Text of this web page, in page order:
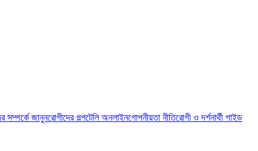
সম্পর্কে জানুনরোগীদের গল্পটেলি অনলাইনগোপনীয়তা নীতিরোগী ও দর্শনার্থী গাইড